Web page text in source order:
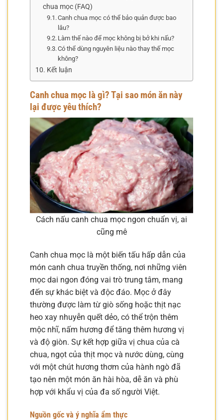
chua mọc (FAQ)
Canh chua mọc có thể bảo quản được bao
lâu?
Làm thế nào để mọc không bị bở khi nấu?
Có thể dùng nguyên liệu nào thay thế mọc
không?
Kết luận
Canh chua mọc là gì? Tại sao món ăn này
lại được yêu thích?
Cách nấu canh chua mọc ngon chuẩn vị, ai
cũng mê
Canh chua mọc là một biến tấu hấp dẫn của
món canh chua truyền thống, nơi những viên
mọc dai ngon đóng vai trò trung tâm, mang
đến sự khác biệt và độc đáo. Mọc ở đây
thường được làm từ giò sống hoặc thịt nạc
heo xay nhuyễn quết dẻo, có thể trộn thêm
mộc nhĩ, nấm hương để tăng thêm hương vị
và độ giòn. Sự kết hợp giữa vị chua của cà
chua, ngọt của thịt mọc và nước dùng, cùng
với một chút hương thơm của hành ngò đã
tạo nên một món ăn hài hòa, dễ ăn và phù
hợp với khẩu vị của đa số người Việt.
Nguồn gốc và ý nghĩa ẩm thực